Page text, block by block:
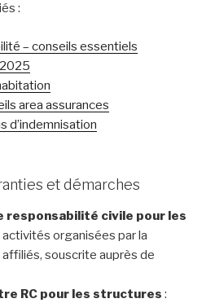
:
– conseils essentiels
area assurances
d’indemnisation
et démarches
responsabilité civile pour les
organisées par la
souscrite auprès de
RC pour les structures :